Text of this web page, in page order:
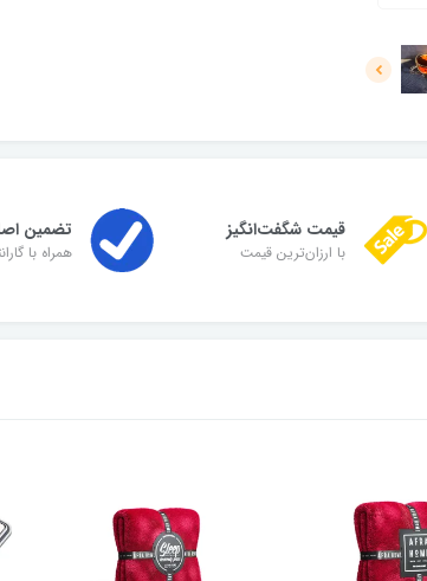
قیمت شگفت‌انگیز
با ارزان‌ترین قیمت
تضمین
همراه با